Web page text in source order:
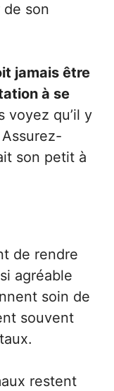
son
jamais être
à se
voyez qu’il y
son petit à
de rendre
agréable
soin de
souvent
restent